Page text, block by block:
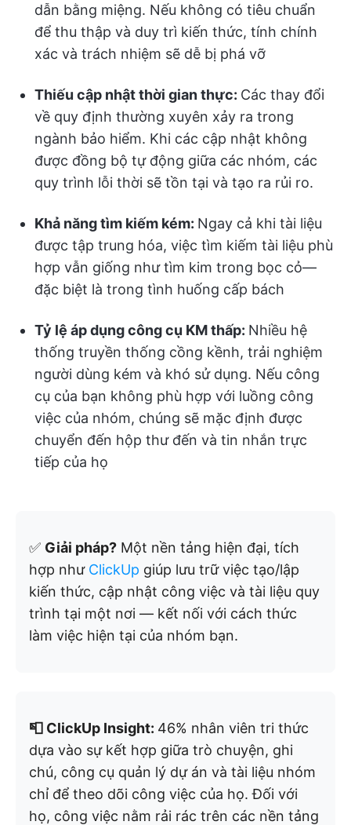
dẫn bằng miệng. Nếu không có tiêu chuẩn
để thu thập và duy trì kiến thức, tính chính
xác và trách nhiệm sẽ dễ bị phá vỡ
Thiếu cập nhật thời gian thực: Các thay đổi
về quy định thường xuyên xảy ra trong
ngành bảo hiểm. Khi các cập nhật không
được đồng bộ tự động giữa các nhóm, các
quy trình lỗi thời sẽ tồn tại và tạo ra rủi ro.
Khả năng tìm kiếm kém: Ngay cả khi tài liệu
được tập trung hóa, việc tìm kiếm tài liệu phù
hợp vẫn giống như tìm kim trong bọc cỏ—
đặc biệt là trong tình huống cấp bách
Tỷ lệ áp dụng công cụ KM thấp: Nhiều hệ
thống truyền thống cồng kềnh, trải nghiệm
người dùng kém và khó sử dụng. Nếu công
cụ của bạn không phù hợp với luồng công
việc của nhóm, chúng sẽ mặc định được
chuyển đến hộp thư đến và tin nhắn trực
tiếp của họ
✅ Giải pháp? Một nền tảng hiện đại, tích
hợp như ClickUp giúp lưu trữ việc tạo/lập
kiến thức, cập nhật công việc và tài liệu quy
trình tại một nơi — kết nối với cách thức
làm việc hiện tại của nhóm bạn.
📮 ClickUp Insight: 46% nhân viên tri thức
dựa vào sự kết hợp giữa trò chuyện, ghi
chú, công cụ quản lý dự án và tài liệu nhóm
chỉ để theo dõi công việc của họ. Đối với
họ, công việc nằm rải rác trên các nền tảng